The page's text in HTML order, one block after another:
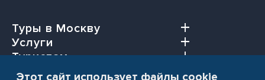
Туры в Москву
Услуги
Туристам
Агентствам
Этот сайт использует файлы cookie